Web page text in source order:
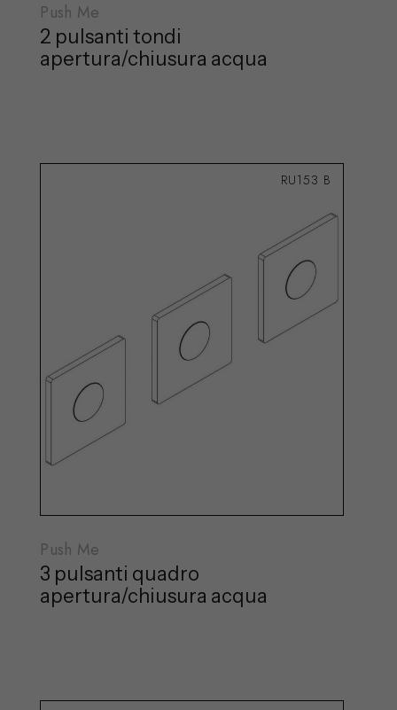
Push Me
2 pulsanti tondi
apertura/chiusura acqua
RU153 B
Push Me
3 pulsanti quadro
apertura/chiusura acqua